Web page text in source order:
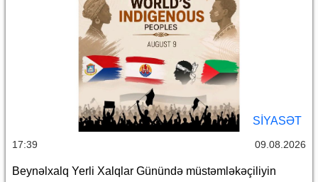
SİYASƏT
17:39 09.08.2026
Beynəlxalq Yerli Xalqlar Günündə müstəmləkəçiliyin